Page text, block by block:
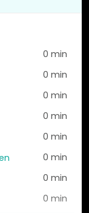
van
0 min
0 min
0 min
0 min
0 min
0 min
0 min
0 min